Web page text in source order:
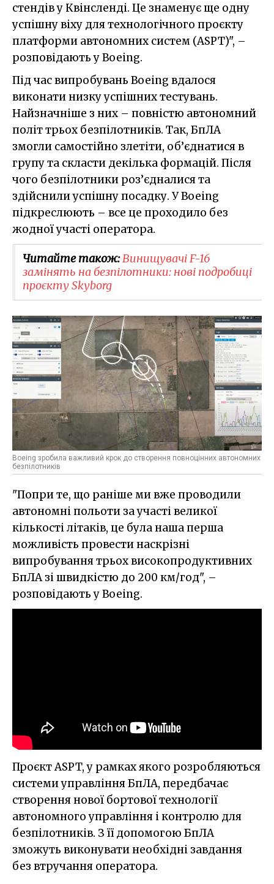
стендів у Квінсленді. Це знаменує ще одну
успішну віху для технологічного проєкту
платформи автономних систем (ASPT)", –
розповідають у Boeing.
Під час випробувань Boeing вдалося
виконати низку успішних тестувань.
Найзначніше з них – повністю автономний
політ трьох безпілотників. Так, БпЛА
змогли самостійно злетіти, об’єднатися в
групу та скласти декілька формацій. Після
чого безпілотники роз’єдналися та
здійснили успішну посадку. У Boeing
підкреслюють – все це проходило без
жодної участі оператора.
Читайте також:Винищувачі F-16
замінять на безпілотники: нові подробиці
проєкту Skyborg
Boeing зробила важливий крок до створення повноцінних автономних
безпілотників
"Попри те, що раніше ми вже проводили
автономні польоти за участі великої
кількості літаків, це була наша перша
можливість провести наскрізні
випробування трьох високопродуктивних
БпЛА зі швидкістю до 200 км/год", –
розповідають у Boeing.
Проєкт ASPT, у рамках якого розробляються
системи управління БпЛА, передбачає
створення нової бортової технології
автономного управління і контролю для
безпілотників. З її допомогою БпЛА
зможуть виконувати необхідні завдання
без втручання оператора.